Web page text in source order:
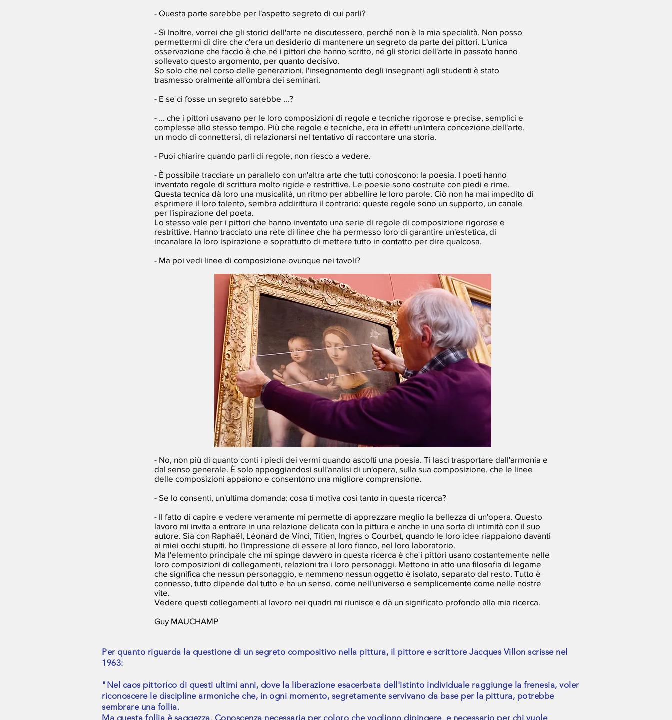
- Questa parte sarebbe per l'aspetto segreto di cui parli?
- Sì Inoltre, vorrei che gli storici dell'arte ne discutessero, perché non è la mia specialità. Non posso
permettermi di dire che c'era un desiderio di mantenere un segreto da parte dei pittori. L'unica
osservazione che faccio è che né i pittori che hanno scritto, né gli storici dell'arte in passato hanno
sollevato questo argomento, per quanto decisivo.
So solo che nel corso delle generazioni, l'insegnamento degli insegnanti agli studenti è stato
trasmesso oralmente all'ombra dei seminari.
- E se ci fosse un segreto sarebbe ...?
- ... che i pittori usavano per le loro composizioni di regole e tecniche rigorose e precise, semplici e
complesse allo stesso tempo. Più che regole e tecniche, era in effetti un'intera concezione dell'arte,
un modo di connettersi, di relazionarsi nel tentativo di raccontare una storia.
- Puoi chiarire quando parli di regole, non riesco a vedere.
- È possibile tracciare un parallelo con un'altra arte che tutti conoscono: la poesia. I poeti hanno
inventato regole di scrittura molto rigide e restrittive. Le poesie sono costruite con piedi e rime.
Questa tecnica dà loro una musicalità, un ritmo per abbellire le loro parole. Ciò non ha mai impedito di
esprimere il loro talento, sembra addirittura il contrario; queste regole sono un supporto, un canale
per l'ispirazione del poeta.
Lo stesso vale per i pittori che hanno inventato una serie di regole di composizione rigorose e
restrittive. Hanno tracciato una rete di linee che ha permesso loro di garantire un'estetica, di
incanalare la loro ispirazione e soprattutto di mettere tutto in contatto per dire qualcosa.
- Ma poi vedi linee di composizione ovunque nei tavoli?
- No, non più di quanto conti i piedi dei vermi quando ascolti una poesia. Ti lasci trasportare dall'armonia e
dal senso generale. È solo appoggiandosi sull'analisi di un'opera, sulla sua composizione, che le linee
delle composizioni appaiono e consentono una migliore comprensione.
- Se lo consenti, un'ultima domanda: cosa ti motiva così tanto in questa ricerca?
- Il fatto di capire e vedere veramente mi permette di apprezzare meglio la bellezza di un'opera. Questo
lavoro mi invita a entrare in una relazione delicata con la pittura e anche in una sorta di intimità con il suo
autore. Sia con Raphaël, Léonard de Vinci, Titien, Ingres o Courbet, quando le loro idee riappaiono davanti
ai miei occhi stupiti, ho l'impressione di essere al loro fianco, nel loro laboratorio.
Ma l'elemento principale che mi spinge davvero in questa ricerca è che i pittori usano costantemente nelle
loro composizioni di collegamenti, relazioni tra i loro personaggi. Mettono in atto una filosofia di legame
che significa che nessun personaggio, e nemmeno nessun oggetto è isolato, separato dal resto. Tutto è
connesso, tutto dipende dal tutto e ha un senso, come nell'universo e semplicemente come nelle nostre
vite.
Vedere questi collegamenti al lavoro nei quadri mi riunisce e dà un significato profondo alla mia ricerca.
Guy MAUCHAMP
Per quanto riguarda la questione di un segreto compositivo nella pittura, il pittore e scrittore Jacques Villon scrisse nel
1963:
"Nel caos pittorico di questi ultimi anni, dove la liberazione esacerbata dell'istinto individuale raggiunge la frenesia, voler
riconoscere le discipline armoniche che, in ogni momento, segretamente servivano da base per la pittura, potrebbe
sembrare una follia.
Ma questa follia è saggezza. Conoscenza necessaria per coloro che vogliono dipingere. e necessario per chi vuole